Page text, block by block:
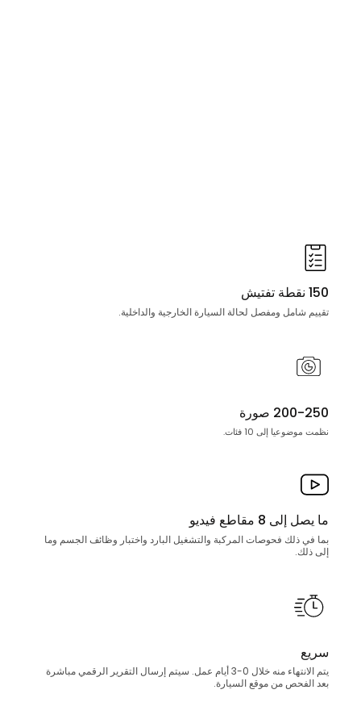
150 نقطة تفتيش
تقييم شامل ومفصل لحالة السيارة الخارجية والداخلية.
200-250 صورة
نظمت موضوعيا إلى 10 فئات.
ما يصل إلى 8 مقاطع فيديو
بما في ذلك فحوصات المركبة والتشغيل البارد واختبار وظائف الجسم وما
إلى ذلك.
سريع
يتم الانتهاء منه خلال 0-3 أيام عمل. سيتم إرسال التقرير الرقمي مباشرة
بعد الفحص من موقع السيارة.